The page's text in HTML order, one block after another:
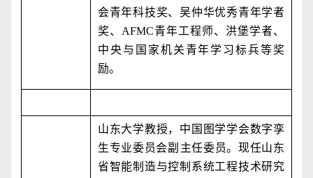
会青年科技奖、吴仲华优秀青年学者
奖、 AFMC青年工程师、洪堡学者、
中央与国家机关青年学习标兵等奖
励。
山东大学教授，中国图学学会数字孪
生专业委员会副‌主任委员。现任山东
省智能制造与控制系统工程技术研究